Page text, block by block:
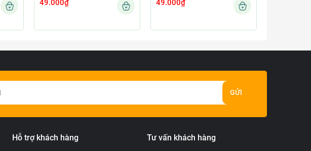
49.000₫ 49.000₫
GỬI
Hỗ trợ khách hàng Tư vấn khách hàng